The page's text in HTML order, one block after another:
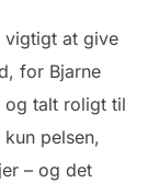
vigtigt at give
for Bjarne
og talt roligt til
pelsen,
– og det